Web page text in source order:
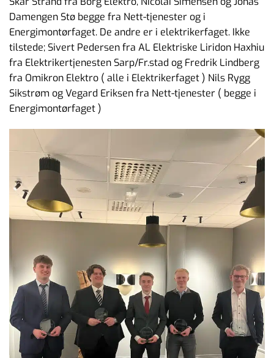
Damengen Stø begge fra Nett-tjenester og i
Energimontørfaget. De andre er i elektrikerfaget. Ikke
tilstede; Sivert Pedersen fra AL Elektriske Liridon Haxhiu
fra Elektrikertjenesten Sarp/Fr.stad og Fredrik Lindberg
fra Omikron Elektro ( alle i Elektrikerfaget ) Nils Rygg
Sikstrøm og Vegard Eriksen fra Nett-tjenester ( begge i
Energimontørfaget )